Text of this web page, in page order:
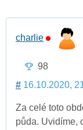
charlie
98
# 16.10.2020,
Za celé toto
půda. Uvidíme,